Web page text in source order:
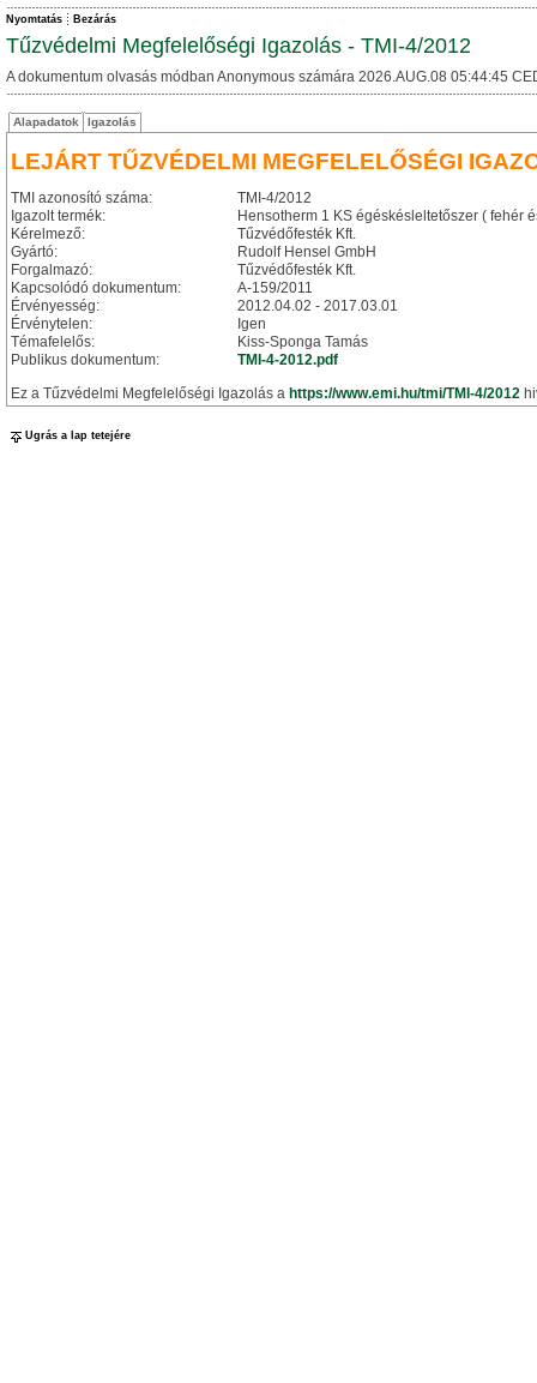
Nyomtatás Bezárás
Tűzvédelmi Megfelelőségi Igazolás - TMI-4/2012
A dokumentum olvasás módban Anonymous számára 2026.AUG.08 05:44:45
Alapadatok Igazolás
LEJÁRT TŰZVÉDELMI MEGFELELŐSÉGI
TMI azonosító száma:
TMI-4/2012
Igazolt termék:
Hensotherm 1 KS égéskésleltetőszer ( fehér
Kérelmező:
Tűzvédőfesték Kft.
Gyártó:
Rudolf Hensel GmbH
Forgalmazó:
Tűzvédőfesték Kft.
Kapcsolódó dokumentum:
A-159/2011
Érvényesség:
2012.04.02 - 2017.03.01
Érvénytelen:
Igen
Témafelelős:
Kiss-Sponga Tamás
Publikus dokumentum:
TMI-4-2012.pdf
Ez a Tűzvédelmi Megfelelőségi Igazolás a https://www.emi.hu/tmi/TMI-4/2012
Ugrás a lap tetejére